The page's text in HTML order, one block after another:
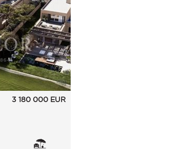
3 180 000 EUR